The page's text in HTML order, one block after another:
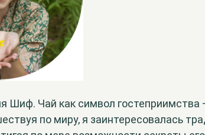
Шиф. Чай как символ
по миру, я заинтересовалась